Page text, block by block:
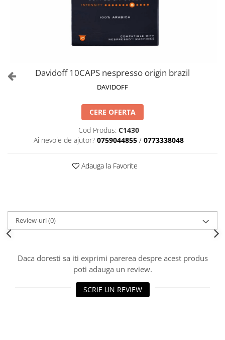
Davidoff 10CAPS nespresso origin brazil
DAVIDOFF
CERE OFERTA
Cod Produs: C1430
Ai nevoie de ajutor? 0759044855 / 0773338048
Adauga la Favorite
Review-uri(0)
Daca doresti sa iti exprimi parerea despre acest produs
poti adauga un review.
SCRIE UN REVIEW